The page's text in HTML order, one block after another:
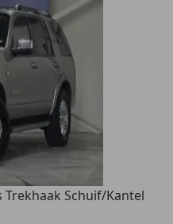
Trekhaak Schuif/Kantel